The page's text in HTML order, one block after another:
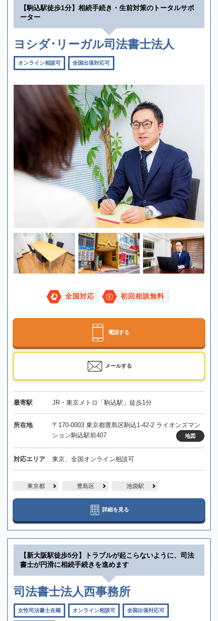
【駒込駅徒歩1分】相続手続き・生前対策のトータルサポ
ーター
ヨシダ･リーガル司法書士法人
オンライン相談可 全国出張対応可
全国対応 初回相談無料
電話する
メールする
最寄駅 JR・東京メトロ「駒込駅」徒歩1分
所在地
〒170-0003 東京都豊島区駒込1-42-2 ライオンズマン
ション駒込駅前407
地図
対応エリア 東京、全国オンライン相談可
東京都 豊島区 池袋駅
詳細を見る
【新大阪駅徒歩5分】トラブルが起こらないように、司法
書士が円滑に相続手続きを進めます
司法書士法人西事務所
女性司法書士在籍 オンライン相談可 全国出張対応可